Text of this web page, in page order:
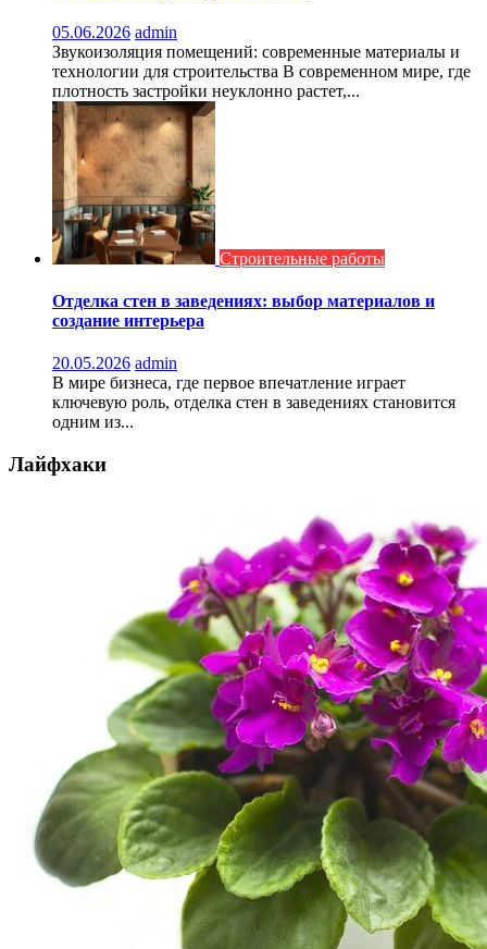
05.06.2026 admin
Звукоизоляция помещений: современные материалы и
технологии для строительства В современном мире, где
плотность застройки неуклонно растет,...
Строительные работы
Отделка стен в заведениях: выбор материалов и
создание интерьера
20.05.2026 admin
В мире бизнеса, где первое впечатление играет
ключевую роль, отделка стен в заведениях становится
одним из...
Лайфхаки